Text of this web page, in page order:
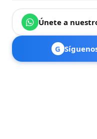
Únete a
G